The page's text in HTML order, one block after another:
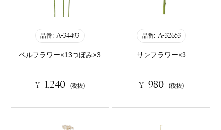
品番: A-34493
ベルフラワー×13つぼみ×3
¥ 1,240 (税抜)
品番: A-32653
サンフラワー×3
¥ 980 (税抜)